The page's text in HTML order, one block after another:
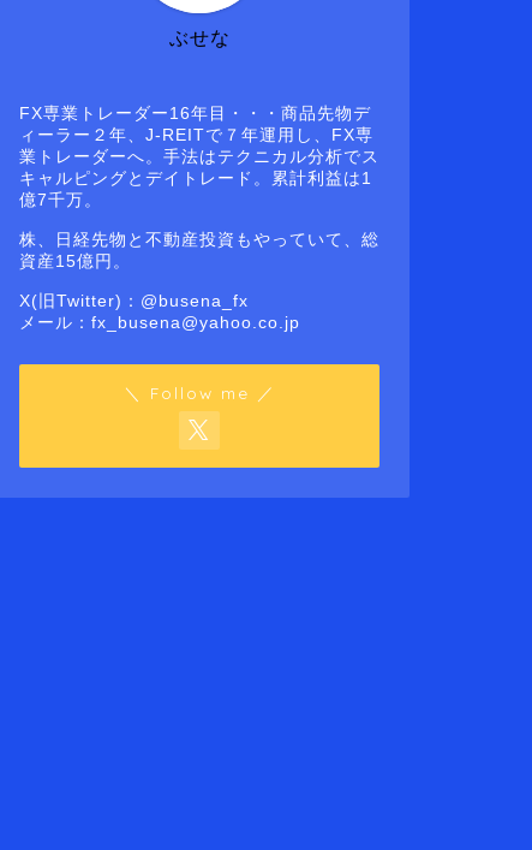
ぶせな
FX専業トレーダー16年目・・・商品先物デ
ィーラー２年、J-REITで７年運用し、FX専
業トレーダーへ。手法はテクニカル分析でス
キャルピングとデイトレード。累計利益は1
億7千万。
株、日経先物と不動産投資もやっていて、総
資産15億円。
X(旧Twitter)：@busena_fx
メール：fx_busena@yahoo.co.jp
＼ Follow me ／